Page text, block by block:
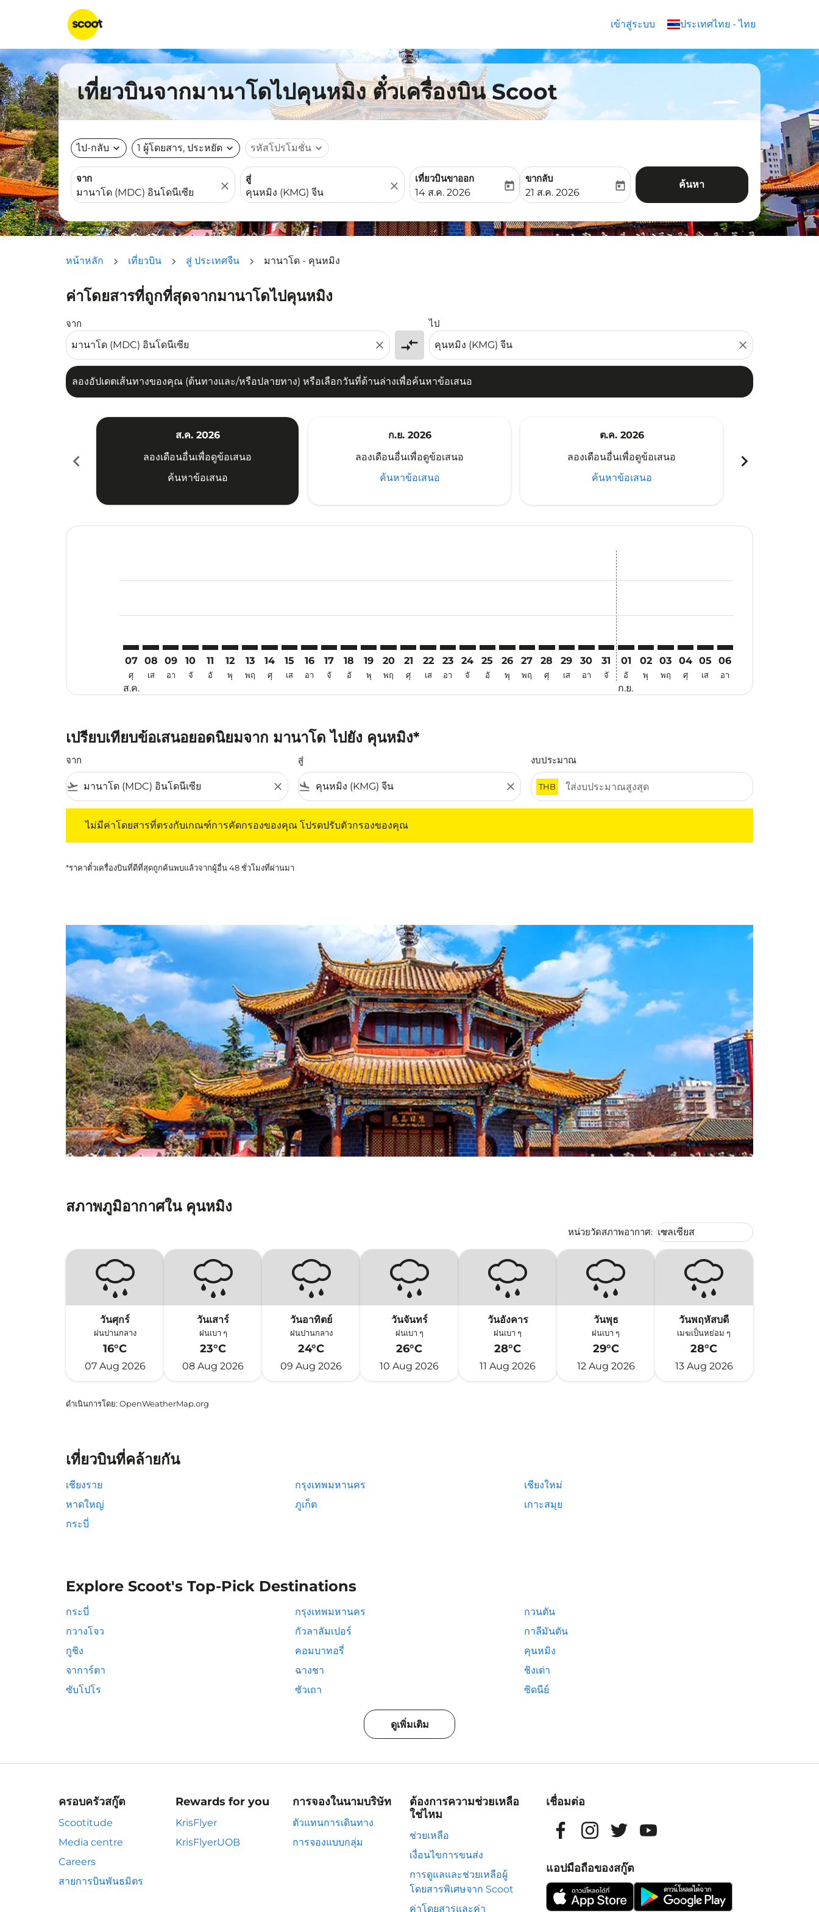
เข้าสู่ระบบ ประเทศไทย - ไทย
keyboard_arrow_down
เที่ยวบินจากมานาโดไปคุนหมิง ตั๋วเครื่องบิน Scoot
ไป-กลับ expand_more 1 ผู้โดยสาร, ประหยัด expand_more รหัสโปรโมชั่น expand_more
จาก
close
สู่
close
เที่ยวบินขาออก
fc-booking-departure-date-aria-label
14 ส.ค. 2026
today
ขากลับ
fc-booking-return-date-aria-label
21 ส.ค. 2026
today ค้นหา
หน้าหลัก เที่ยวบิน สู่ ประเทศจีน มานาโด - คุนหมิง
ค่าโดยสารที่ถูกที่สุดจากมานาโดไปคุนหมิง
จาก
close compare_arrows
ไป
close
ลองอัปเดตเส้นทางของคุณ (ต้นทางและ/หรือปลายทาง) หรือเลือกวันที่ด้านล่างเพื่อค้นหาข้อเสนอ
ลองอัปเดตเส้นทางของคุณ (ต้นทางและ/หรือปลายทาง) หรือเลือกวันที่ด้านล่างเพื่อค้นหาข้อเสนอ
chevron_left
ส.ค. 2026
ลองเดือนอื่นเพื่อดูข้อเสนอ
ค้นหาข้อเสนอ
ก.ย. 2026
ลองเดือนอื่นเพื่อดูข้อเสนอ
ค้นหาข้อเสนอ
ต.ค. 2026
ลองเดือนอื่นเพื่อดูข้อเสนอ
ค้นหาข้อเสนอ
chevron_right
07
ศุ
ส.ค.
08
เส
09
อา
10
จั
11
อั
12
พุ
13
พฤ
14
ศุ
15
เส
16
อา
17
จั
18
อั
19
พุ
MDC–KMG: cmp-view-offers-disclaimer. ค้นหาข้อเสนอ
20
พฤ
MDC–KMG: cmp-view-offers-disclaimer. ค้นหาข้อเสนอ
21
ศุ
MDC–KMG: cmp-view-offers-disclaimer. ค้นหาข้อเสนอ
22
เส
MDC–KMG: cmp-view-offers-disclaimer. ค้นหาข้อเสนอ
23
อา
MDC–KMG: cmp-view-offers-disclaimer. ค้นหาข้อเสนอ
24
จั
MDC–KMG: cmp-view-offers-disclaimer. ค้นหาข้อเสนอ
25
อั
MDC–KMG: cmp-view-offers-disclaimer. ค้นหาข้อเสนอ
26
พุ
MDC–KMG: cmp-view-offers-disclaimer. ค้นหาข้อเสนอ
27
พฤ
MDC–KMG: cmp-view-offers-disclaimer. ค้นหาข้อเสนอ
28
ศุ
MDC–KMG: cmp-view-offers-disclaimer. ค้นหาข้อเสนอ
29
เส
MDC–KMG: cmp-view-offers-disclaimer. ค้นหาข้อเสน
30
อา
MDC–KMG: cmp-view-offers-disclaimer. ค้นหาข้
31
จั
01
อั
ก.ย.
02
พุ
03
พฤ
04
ศุ
05
เส
06
อา
เปรียบเทียบข้อเสนอยอดนิยมจาก มานาโด ไปยัง คุนหมิง*
จาก
flight_takeoff close
สู่
flight_land close
งบประมาณ
THB
ไม่มีค่าโดยสารที่ตรงกับเกณฑ์การคัดกรองของคุณ โปรดปรับตัวกรองของคุณ
*ราคาตั๋วเครื่องบินที่ดีที่สุดถูกค้นพบแล้วจากผู้อื่น 48 ชั่วโมงที่ผ่านมา
สภาพภูมิอากาศใน คุนหมิง
หน่วยวัดสภาพอากาศ: Weather unit option เซลเซียส
เซลเซียส
keyboard_arrow_down
วันศุกร์
ฝนปานกลาง
16°C
07 Aug 2026
วันเสาร์
ฝนเบา ๆ
23°C
08 Aug 2026
วันอาทิตย์
ฝนปานกลาง
24°C
09 Aug 2026
วันจันทร์
ฝนเบา ๆ
26°C
10 Aug 2026
วันอังคาร
ฝนเบา ๆ
28°C
11 Aug 2026
วันพุธ
ฝนเบา ๆ
29°C
12 Aug 2026
วันพฤหัสบดี
เมฆเป็นหย่อม ๆ
28°C
13 Aug 2026
ดำเนินการโดย: OpenWeatherMap.org
เที่ยวบินที่คล้ายกัน
เชียงราย กรุงเทพมหานคร
เชียงใหม่
หาดใหญ่
ภูเก็ต
เกาะสมุย
กระบี่
Explore Scoot's Top-Pick Destinations
กระบี่ กรุงเทพมหานคร
กวนตัน
กวางโจว
กัวลาลัมเปอร์
กาลีมันตัน
กูชิง
คอมบาทอรี่
คุนหมิง
จาการ์ตา
ฉางชา
ชิงเต่า
ซับโปโร
ซัวเถา ซิดนีย์
ดูเพิ่มเติม
ครอบครัวสกู๊ต
Scootitude
Media centre
Careers
สายการบินพันธมิตร
Rewards for you
KrisFlyer
KrisFlyerUOB
การจองในนามบริษัท
ตัวแทนการเดินทาง
การจองแบบกลุ่ม
ต้องการความช่วยเหลือ
ใช่ไหม
ช่วยเหลือ
เงื่อนไขการขนส่ง
การดูแลและช่วยเหลือผู้
โดยสารพิเศษจาก Scoot
ค่าโดยสารและค่า
เชื่อมต่อ
แอปมือถือของสกู๊ต